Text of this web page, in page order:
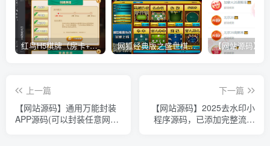
红鸟H5棋牌（房卡+金币）全套双模式游戏源码 网狐经典版之盛世棋牌完整游戏源码（包含文档、架设教程、网站、源代码等）
上一篇
【网站源码】通用万能封装
APP源码(可以封装任意网
下一篇
【网站源码】2025去水印小
程序源码，已添加完整流量